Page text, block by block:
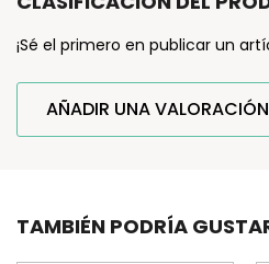
¡Sé el primero en publicar un
AÑADIR UNA VALORACIÓN
TAMBIÉN PODRÍA